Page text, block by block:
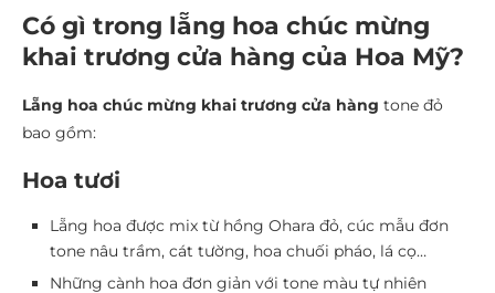
Có gì trong lẵng hoa chúc mừng
khai trương cửa hàng của Hoa Mỹ?
Lẵng hoa chúc mừng khai trương cửa hàng tone đỏ
bao gồm:
Hoa tươi
Lẵng hoa được mix từ hồng Ohara đỏ, cúc mẫu đơn
tone nâu trầm, cát tường, hoa chuối pháo, lá cọ…
Những cành hoa đơn giản với tone màu tự nhiên